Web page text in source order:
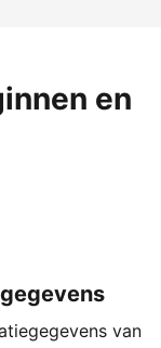
en
van